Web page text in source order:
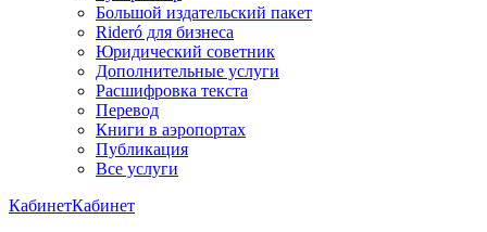
Большой издательский пакет
Rideró для бизнеса
Юридический советник
Дополнительные услуги
Расшифровка текста
Перевод
Книги в аэропортах
Публикация
Все услуги
КабинетКабинет